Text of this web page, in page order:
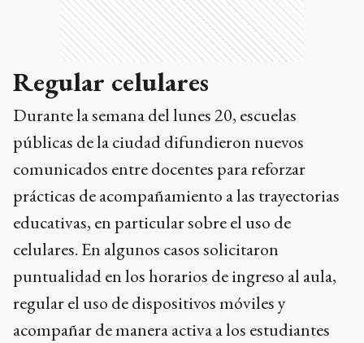
Regular celulares
Durante la semana del lunes 20, escuelas
públicas de la ciudad difundieron nuevos
comunicados entre docentes para reforzar
prácticas de acompañamiento a las trayectorias
educativas, en particular sobre el uso de
celulares. En algunos casos solicitaron
puntualidad en los horarios de ingreso al aula,
regular el uso de dispositivos móviles y
acompañar de manera activa a los estudiantes